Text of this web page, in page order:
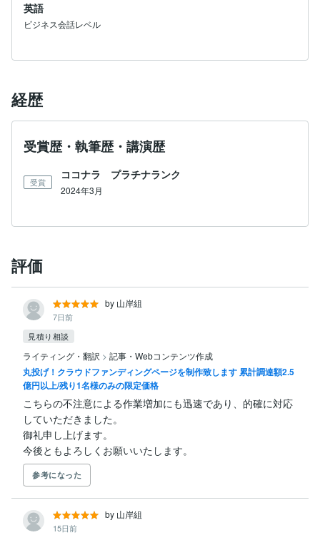
英語
ビジネス会話レベル
経歴
受賞歴・執筆歴・講演歴
受賞
ココナラ プラチナランク
2024年3月
評価
by 山岸組
7日前
見積り相談
ライティング・翻訳 > 記事・Webコンテンツ作成
丸投げ！クラウドファンディングページを制作致します 累計調達額2.5
億円以上/残り1名様のみの限定価格
こちらの不注意による作業増加にも迅速であり、的確に対応
していただきました。
御礼申し上げます。
今後ともよろしくお願いいたします。
参考になった
by 山岸組
15日前